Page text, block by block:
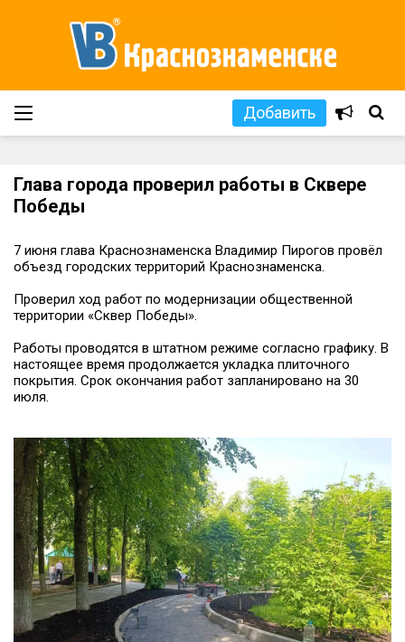
Добавить
Глава города проверил работы в Сквере
Победы
7 июня глава Краснознаменска Владимир Пирогов провёл
объезд городских территорий Краснознаменска.
Проверил ход работ по модернизации общественной
территории «Сквер Победы».
Работы проводятся в штатном режиме согласно графику. В
настоящее время продолжается укладка плиточного
покрытия. Срок окончания работ запланировано на 30
июля.